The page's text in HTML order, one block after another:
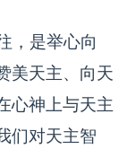
，是举心向
美天主、向天
心神上与天主
们对天主智